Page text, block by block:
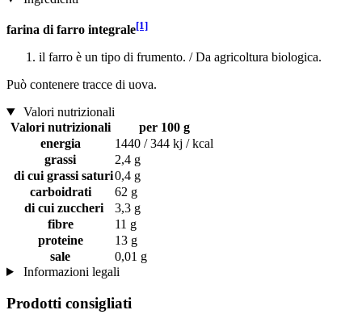
farina di farro integrale[1]
il farro è un tipo di frumento. / Da agricoltura biologica.
Può contenere tracce di uova.
Valori nutrizionali
Valori nutrizionali
per 100 g
energia
1440 / 344 kj / kcal
grassi
2,4 g
di cui grassi saturi0,4 g
carboidrati
62 g
di cui zuccheri
3,3 g
fibre
11 g
proteine
13 g
sale
0,01 g
Informazioni legali
Prodotti consigliati